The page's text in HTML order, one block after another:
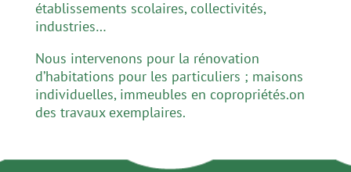
établissements scolaires, collectivités,
industries…
Nous intervenons pour la rénovation
d’habitations pour les particuliers ; maisons
individuelles, immeubles en copropriétés.on
des travaux exemplaires.